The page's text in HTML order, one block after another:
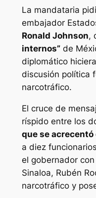
La mandataria
embajador
Ronald Johnson,
internos”de
diplomático
discusión política
narcotráfico.
El cruce de
ríspido entre los
que se acrecentó
a diez
el gobernador
Sinaloa, Rubén
narcotráfico y